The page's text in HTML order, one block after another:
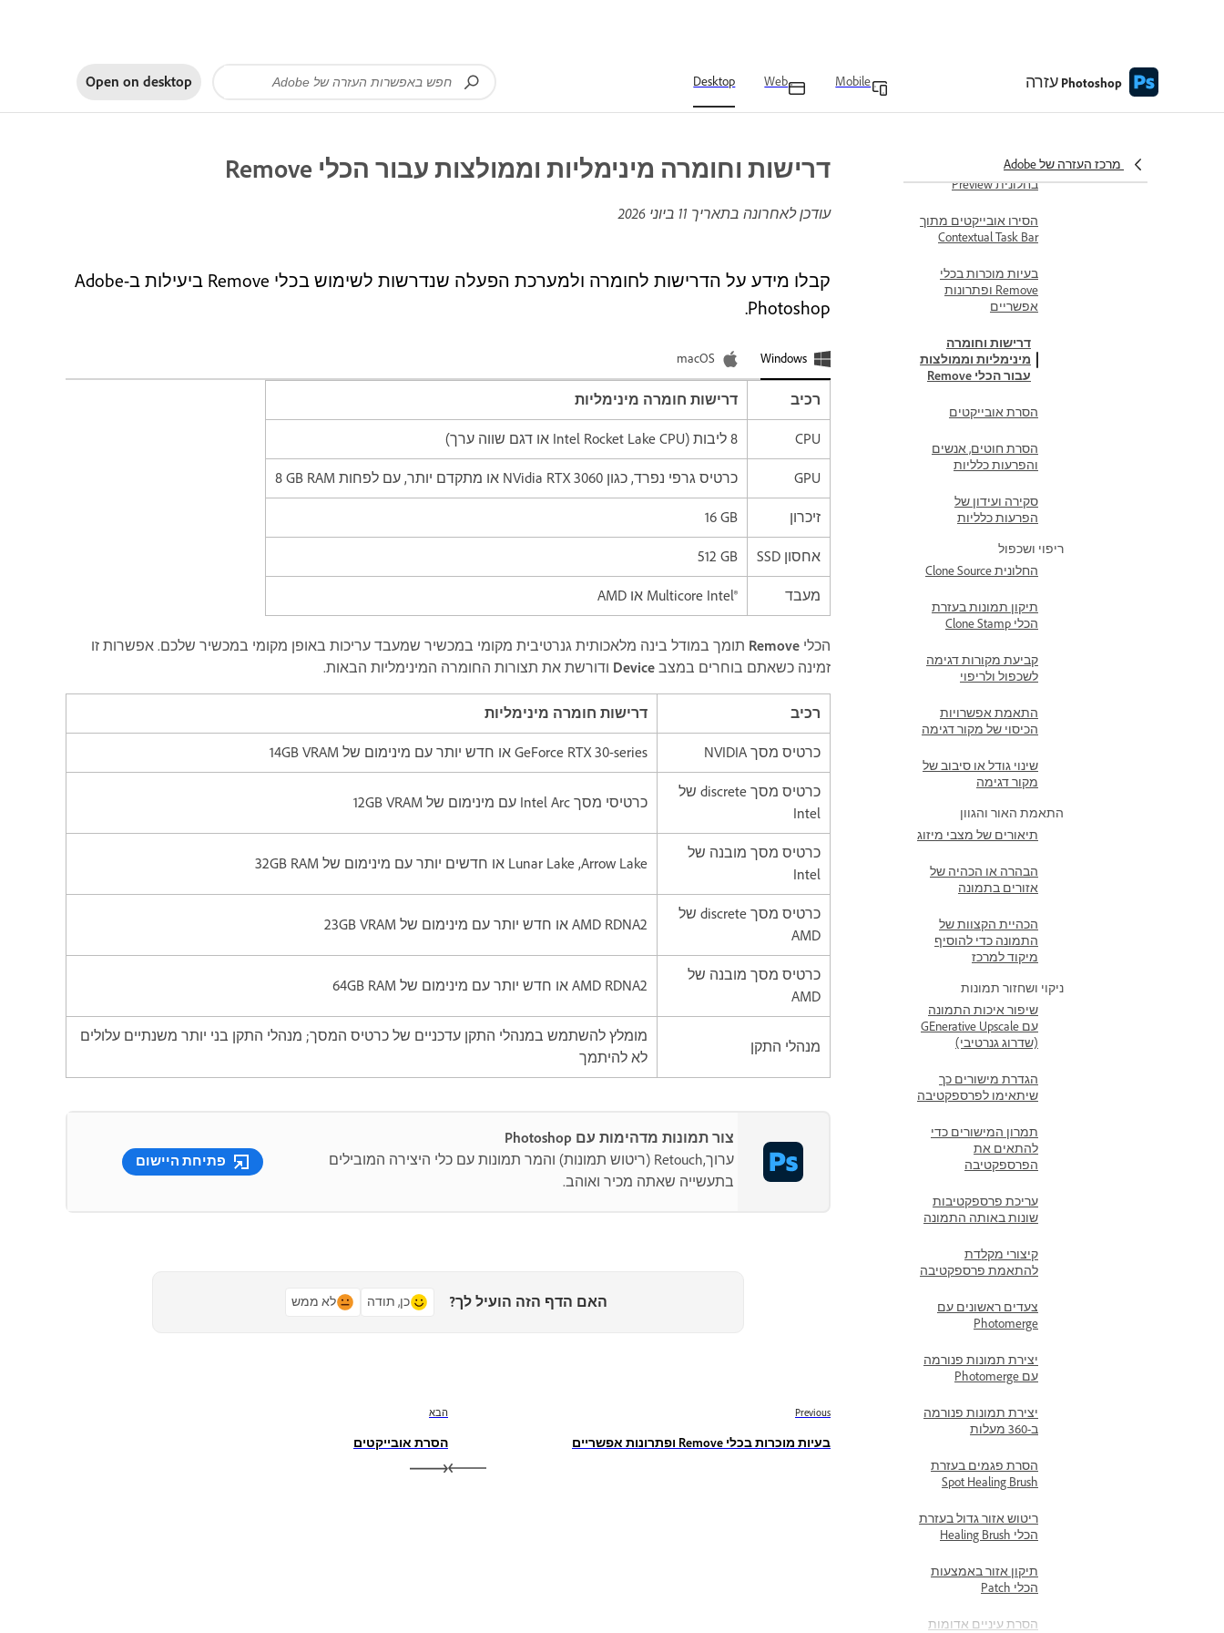
Photoshop עזרה Mobile
Web
Desktop
Open on desktop
מרכז העזרה של Adobe
החלה או ביטול של
Fill
ברזולוציה מלאה
בחלונית Preview
הסירו אובייקטים מתוך
Contextual Task Bar
בעיות מוכרות בכלי
Remove ופתרונות
אפשריים
דרישות וחומרה
מינימליות וממולצות
עבור הכלי Remove
הסרת אובייקטים
הסרת חוטים, אנשים
והפרעות כלליות
סקירה ועידון של
הפרעות כלליות
ריפוי ושכפול
החלונית Clone Source
תיקון תמונות בעזרת
הכלי Clone Stamp
קביעת מקורות דגימה
לשכפול ולריפוי
התאמת אפשרויות
הכיסוי של מקור דגימה
שינוי גודל או סיבוב של
מקור דגימה
התאמת האור והגוון
תיאורים של מצבי מיזוג
הבהרה או הכהיה של
אזורים בתמונה
הכהיית הקצוות של
התמונה כדי להוסיף
מיקוד למרכז
ניקוי ושחזור תמונות
שיפור איכות התמונה
עם GEnerative Upscale
(שדרוג גנרטיבי)
הגדרת מישורים כך
שיתאימו לפרספקטיבה
תמרון המישורים כדי
להתאים את
הפרספקטיבה
עריכת פרספקטיבות
שונות באותה התמונה
קיצורי מקלדת
להתאמת פרספקטיבה
צעדים ראשונים עם
Photomerge
יצירת תמונות פנורמה
עם Photomerge
יצירת תמונות פנורמה
ב-360 מעלות
הסרת פגמים בעזרת
Spot Healing Brush
ריטוש אזור גדול בעזרת
הכלי Healing Brush
תיקון אזור באמצעות
הכלי Patch
הסרת עיניים אדומות
דרישות וחומרה מינימליות וממולצות עבור הכלי Remove
עודכן לאחרונה בתאריך 11 ביוני 2026
קבלו מידע על הדרישות לחומרה ולמערכת הפעלה שנדרשות לשימוש בכלי Remove ביעילות ב-Adobe
Photoshop.
Windows
macOS
רכיב דרישות חומרה מינימליות
CPU 8 ליבות (Intel Rocket Lake CPU או דגם שווה ערך)
GPU כרטיס גרפי נפרד, כגון NVidia RTX 3060 או מתקדם יותר, עם לפחות ‎8 GB RAM
זיכרון ‎16 GB
אחסון SSD ‎512 GB
מעבד Multicore Intel®‎ או AMD
הכלי Remove תומך במודל בינה מלאכותית גנרטיבית מקומי במכשיר שמעבד עריכות באופן מקומי במכשיר שלכם. אפשרות זו
זמינה כשאתם בוחרים במצב Device ודורשת את תצורות החומרה המינימליות הבאות.
רכיב דרישות חומרה מינימליות
כרטיס מסך NVIDIA GeForce RTX 30-series או חדש יותר עם מינימום של 14GB VRAM
כרטיס מסך discrete של
Intel
כרטיסי מסך Intel Arc עם מינימום של 12GB VRAM
כרטיס מסך מובנה של
Intel
Arrow Lake,‏ Lunar Lake או חדשים יותר עם מינימום של 32GB RAM
כרטיס מסך discrete של
AMD
AMD RDNA2 או חדש יותר עם מינימום של 23GB VRAM
כרטיס מסך מובנה של
AMD
AMD RDNA2 או חדש יותר עם מינימום של 64GB RAM
מנהלי התקן
מומלץ להשתמש במנהלי התקן עדכניים של כרטיס המסך; מנהלי התקן בני יותר משנתיים עלולים
לא להיתמך
צור תמונות מדהימות עם Photoshop
ערוך,Retouch (ריטוש תמונות) והמר תמונות עם כלי היצירה המובילים
בתעשייה שאתה מכיר ואוהב.
פתיחת היישום
האם הדף הזה הועיל לך? כן, תודה לא ממש
Previous
בעיות מוכרות בכלי Remove ופתרונות אפשריים
הבא
הסרת אובייקטים